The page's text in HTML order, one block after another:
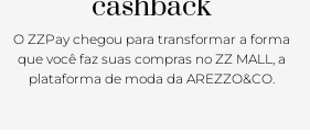
cashback
O ZZPay chegou para transformar a forma
que você faz suas compras no ZZ MALL, a
plataforma de moda da AREZZO&CO.